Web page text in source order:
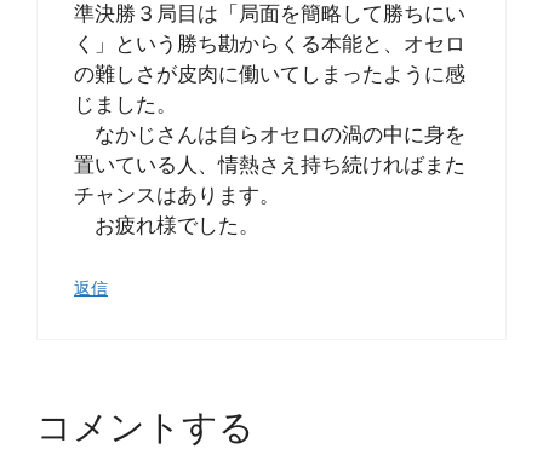
準決勝３局目は「局面を簡略して勝ちにい
く」という勝ち勘からくる本能と、オセロ
の難しさが皮肉に働いてしまったように感
じました。
なかじさんは自らオセロの渦の中に身を
置いている人、情熱さえ持ち続ければまた
チャンスはあります。
お疲れ様でした。
返信
コメントする